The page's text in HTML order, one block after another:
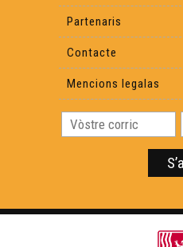
Partenaris
Contacte
Mencions legalas